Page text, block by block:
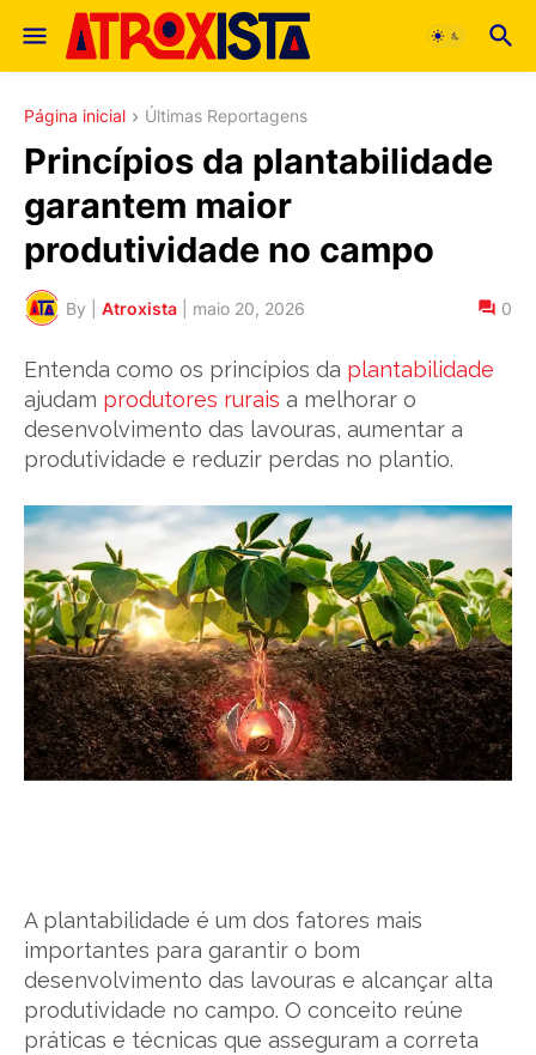
Página inicial Últimas Reportagens
Princípios da plantabilidade
garantem maior
produtividade no campo
By | Atroxista maio 20, 2026 0
Entenda como os princípios da plantabilidade
ajudam produtores rurais a melhorar o
desenvolvimento das lavouras, aumentar a
produtividade e reduzir perdas no plantio.
A plantabilidade é um dos fatores mais
importantes para garantir o bom
desenvolvimento das lavouras e alcançar alta
produtividade no campo. O conceito reúne
práticas e técnicas que asseguram a correta